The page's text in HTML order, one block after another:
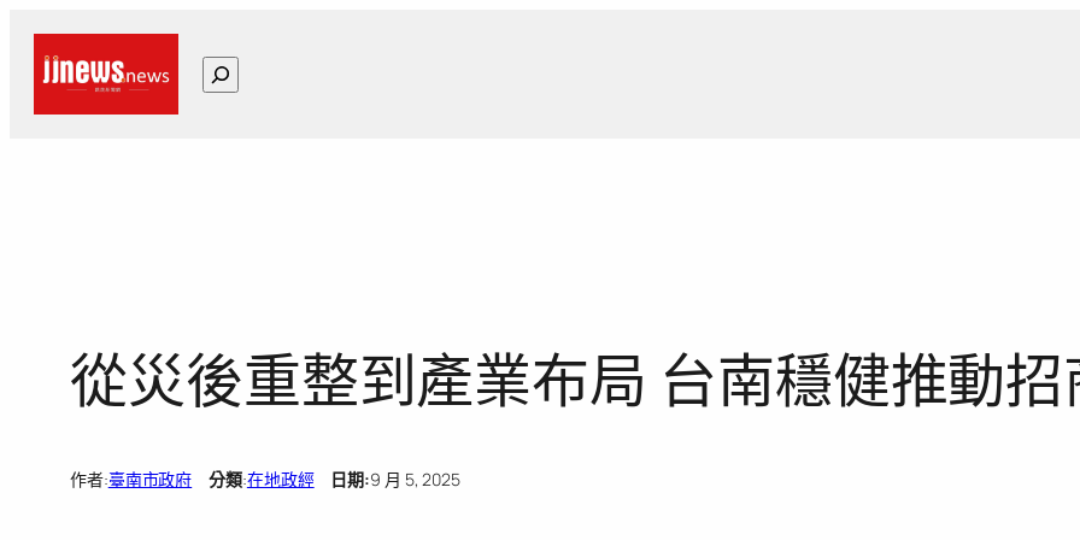
跳
搜
從災後重整到產業布局 台南穩健推動
作者:臺南市政府 分類:在地政經日期:9 月 5, 2025